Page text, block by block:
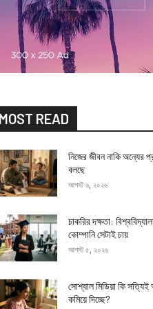
READ
নিজের জীবন নাকি অন্যের
বলছে
আগস্ট ৬, ২০২৬
চাকরির দক্ষতা:
কোম্পানি সেটাই চায়
আগস্ট ৫, ২০২৬
সোশ্যাল মিডিয়া কি
কমিয়ে দিচ্ছে?